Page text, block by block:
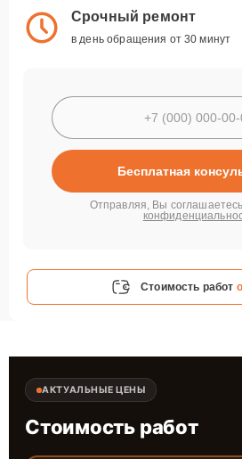
Срочный ремонт
в день обращения от 30 минут
Бесплатная
Отправляя, Вы
Стоимость работ
АКТУАЛЬНЫЕ ЦЕНЫ
Стоимость работ